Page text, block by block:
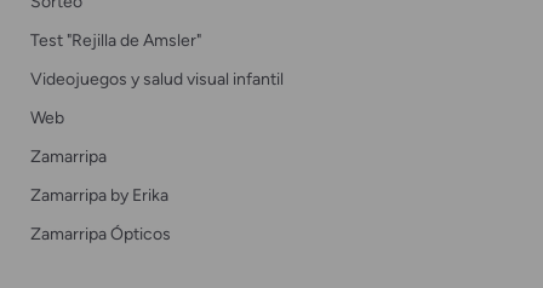
Test "Rejilla de Amsler"
Videojuegos y salud visual infantil
Web
Zamarripa
Zamarripa by Erika
Zamarripa Ópticos